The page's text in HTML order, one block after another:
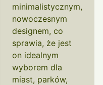
minimalistycznym,
nowoczesnym
designem, co
sprawia, że jest
on idealnym
wyborem dla
miast, parków,